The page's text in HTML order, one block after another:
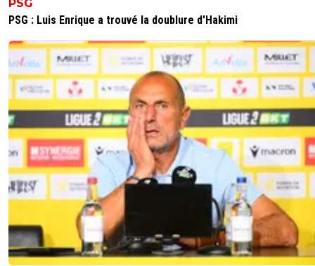
PSG
PSG : Luis Enrique a trouvé la doublure d'Hakimi